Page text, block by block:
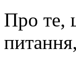
Про те,